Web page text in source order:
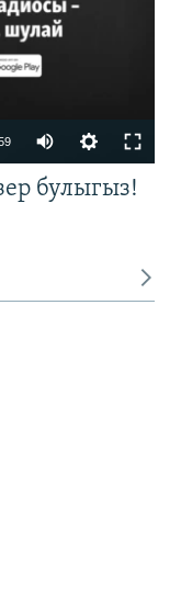
available
булыгыз!